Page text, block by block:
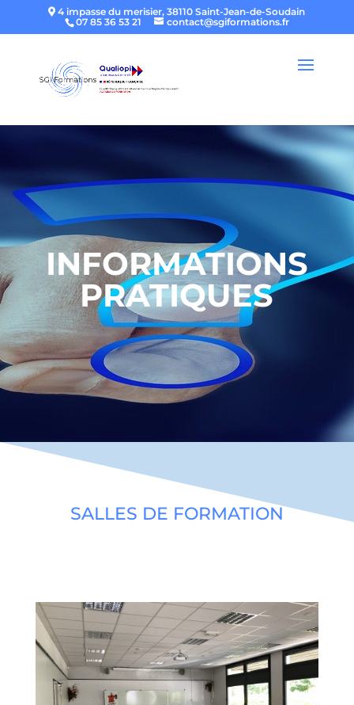
4 impasse du merisier, 38110 Saint-Jean-de-Soudain
07 85 36 53 21
contact@sgiformations.fr
INFORMATIONS
PRATIQUES
SALLES DE FORMATION